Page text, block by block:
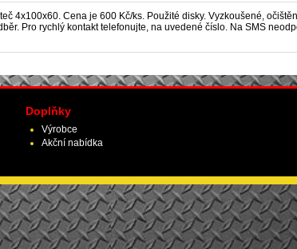
4x100x60. Cena je 600 Kč/ks. Použité disky. Vyzkoušené,
Pro rychlý kontakt telefonujte, na uvedené číslo. Na SMS
Doplňky
Výrobce
Akční nabídka